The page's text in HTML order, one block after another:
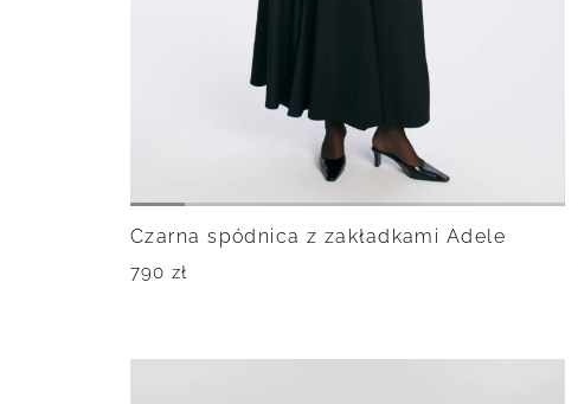
Czarna spódnica z zakładkami Adele
790 zł